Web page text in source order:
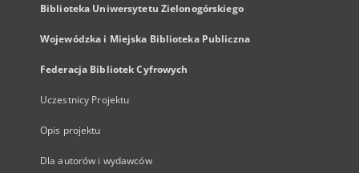
Biblioteka Uniwersytetu Zielonogórskiego
Wojewódzka i Miejska Biblioteka Publiczna
Federacja Bibliotek Cyfrowych
Uczestnicy Projektu
Opis projektu
Dla autorów i wydawców